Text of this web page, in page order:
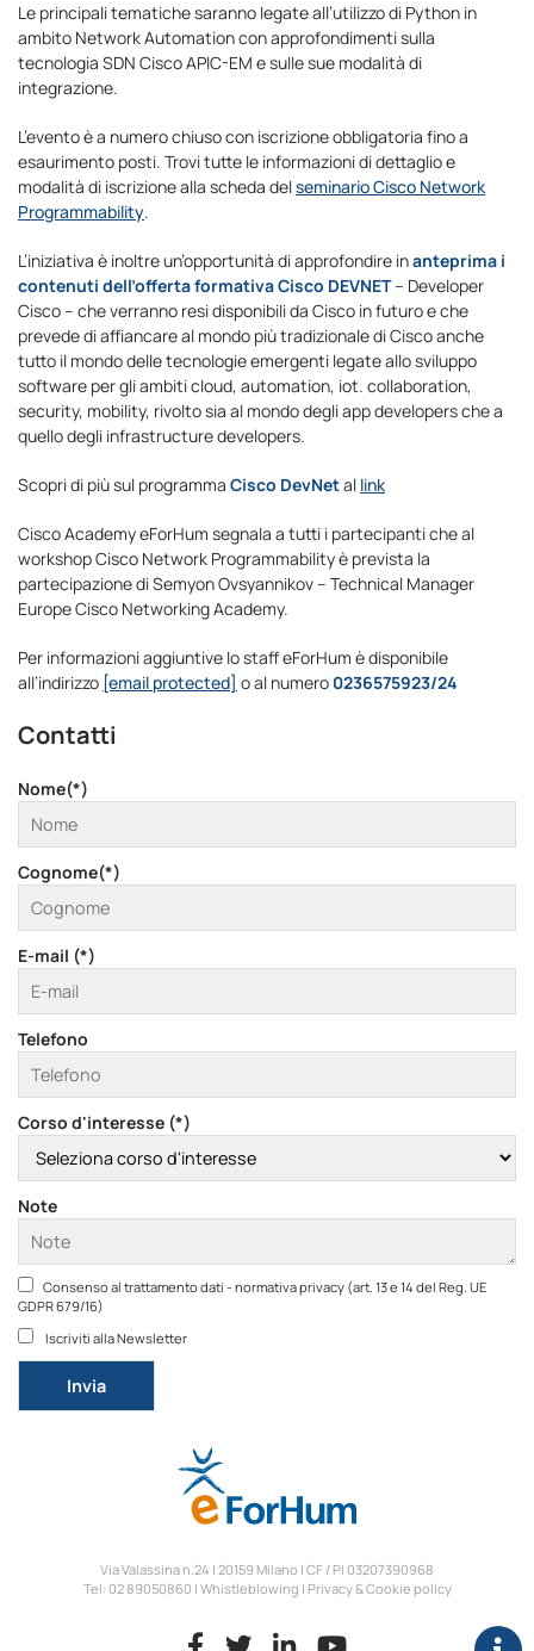
Le principali tematiche saranno legate all’utilizzo di Python in
ambito Network Automation con approfondimenti sulla
tecnologia SDN Cisco APIC-EM e sulle sue modalità di
integrazione.
L’evento è a numero chiuso con iscrizione obbligatoria fino a
esaurimento posti. Trovi tutte le informazioni di dettaglio e
modalità di iscrizione alla scheda delseminario Cisco Network
Programmability.
L’iniziativa è inoltre un’opportunità di approfondire inanteprima i
contenuti dell’offerta formativa Cisco DEVNET– Developer
Cisco – che verranno resi disponibili da Cisco in futuro e che
prevede di affiancare al mondo più tradizionale di Cisco anche
tutto il mondo delle tecnologie emergenti legate allo sviluppo
software per gli ambiti cloud, automation, iot. collaboration,
security, mobility, rivolto sia al mondo degli app developers che a
quello degli infrastructure developers.
Scopri di più sul programma Cisco DevNetal link
Cisco Academy eForHum segnala a tutti i partecipanti che al
workshop Cisco Network Programmability è prevista la
partecipazione di Semyon Ovsyannikov – Technical Manager
Europe Cisco Networking Academy.
Per informazioni aggiuntive lo staff eForHum è disponibile
all’indirizzo [email protected] o al numero 0236575923/24
Contatti
Nome(*)
Cognome(*)
E-mail (*)
Telefono
Corso d'interesse (*)
Note
Consenso al trattamento dati - normativa privacy (art. 13 e 14 del Reg. UE
GDPR 679/16)
Iscriviti alla Newsletter
Si prega di lasciare vuoto questo campo.
Via Valassina n.24 | 20159 Milano | CF / PI 03207390968
Tel: 02 89050860 | Whistleblowing | Privacy & Cookie policy